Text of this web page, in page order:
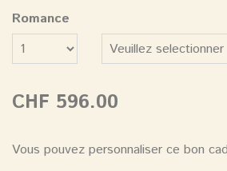
Romance
Nombre
CHF 596.00
Vous pouvez personnaliser ce bon